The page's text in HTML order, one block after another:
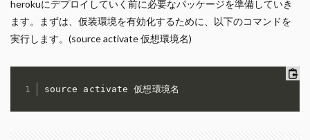
herokuにデプロイしていく前に必要なパッケージを準備していき
ます。まずは、仮装環境を有効化するために、以下のコマンドを
実行します。(source activate 仮想環境名)
source activate 仮想環境名